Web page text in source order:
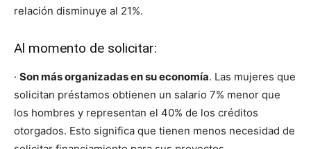
relación disminuye al 21%.
Al momento de solicitar:
· Son más organizadas en su economía. Las mujeres que
solicitan préstamos obtienen un salario 7% menor que
los hombres y representan el 40% de los créditos
otorgados. Esto significa que tienen menos necesidad de